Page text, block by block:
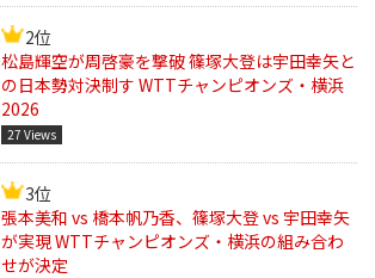
2位
松島輝空が周啓豪を撃破 篠塚大登は宇田幸矢と
の日本勢対決制す WTTチャンピオンズ・横浜
2026
27 Views
3位
張本美和 vs 橋本帆乃香、篠塚大登 vs 宇田幸矢
が実現 WTTチャンピオンズ・横浜の組み合わ
せが決定